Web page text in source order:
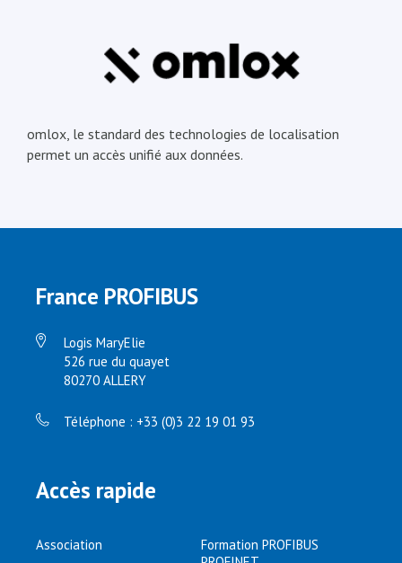
omlox, le standard des technologies de localisation
permet un accès unifié aux données.
France PROFIBUS
Logis MaryElie
526 rue du quayet
80270 ALLERY
Téléphone : +33 (0)3 22 19 01 93
Accès rapide
Association
Formation PROFIBUS